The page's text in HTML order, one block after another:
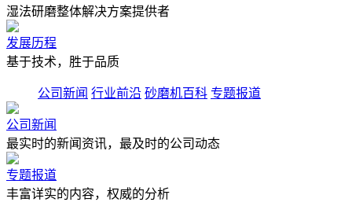
湿法研磨整体解决方案提供者
发展历程
基于技术，胜于品质
公司新闻 行业前沿 砂磨机百科 专题报道
公司新闻
最实时的新闻资讯，最及时的公司动态
专题报道
丰富详实的内容，权威的分析